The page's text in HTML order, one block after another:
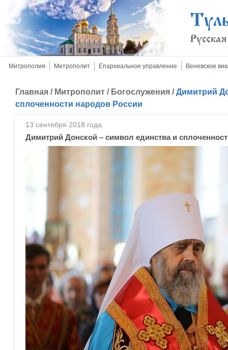
Митрополия Митрополит Епархиальное управление Веневское
Главная / Митрополит / Богослужения /Димитрий
сплоченности народов России
13 сентября 2018 года.
Димитрий Донской – символ единства и